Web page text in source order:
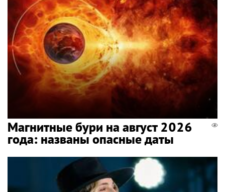
Магнитные бури на август 2026
года: названы опасные даты